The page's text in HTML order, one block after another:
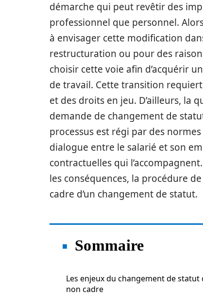
démarche qui peut revêtir des
professionnel que personnel.
à envisager cette modification
restructuration ou pour des
choisir cette voie afin d’acquérir
de travail. Cette transition
et des droits en jeu. D’ailleurs, la
demande de changement de
processus est régi par des
dialogue entre le salarié et son
contractuelles qui
les conséquences, la procédure
cadre d’un changement de statut.
Sommaire
Les enjeux du changement de statut
non cadre